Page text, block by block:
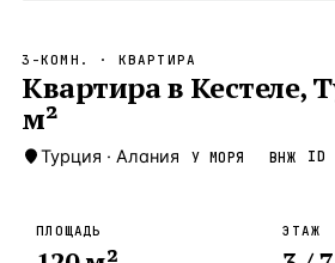
Новороссийск — Локация
Стамбул
Анталия
ЧАСТО ИЩУТ
Турция
3-КОМН. · КВАРТИРА
Квартира в Кестеле,
м²
Турция · Алания У МОРЯ ВНЖ ID
ПЛОЩАДЬ ЭТАЖ